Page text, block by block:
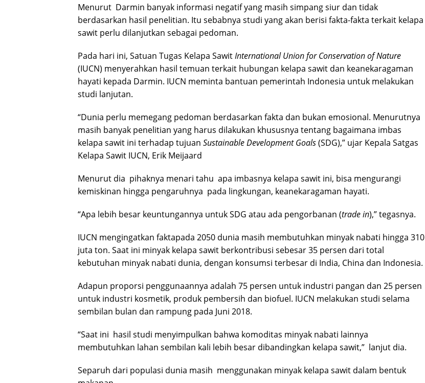
Menurut Darmin banyak informasi negatif yang masih simpang siur dan tidak
berdasarkan hasil penelitian. Itu sebabnya studi yang akan berisi fakta-fakta terkait kelapa
sawit perlu dilanjutkan sebagai pedoman.
Pada hari ini, Satuan Tugas Kelapa SawitInternational Union for Conservation of Nature
(IUCN) menyerahkan hasil temuan terkait hubungan kelapa sawit dan keanekaragaman
hayati kepada Darmin. IUCN meminta bantuan pemerintah Indonesia untuk melakukan
studi lanjutan.
“Dunia perlu memegang pedoman berdasarkan fakta dan bukan emosional. Menurutnya
masih banyak penelitian yang harus dilakukan khususnya tentang bagaimana imbas
kelapa sawit ini terhadap tujuan Sustainable Development Goals(SDG),” ujar Kepala Satgas
Kelapa Sawit IUCN, Erik Meijaard
Menurut dia pihaknya menari tahu apa imbasnya kelapa sawit ini, bisa mengurangi
kemiskinan hingga pengaruhnya pada lingkungan, keanekaragaman hayati.
“Apa lebih besar keuntungannya untuk SDG atau ada pengorbanan (trade in),” tegasnya.
IUCN mengingatkan faktapada 2050 dunia masih membutuhkan minyak nabati hingga 310
juta ton. Saat ini minyak kelapa sawit berkontribusi sebesar 35 persen dari total
kebutuhan minyak nabati dunia, dengan konsumsi terbesar di India, China dan Indonesia.
Adapun proporsi penggunaannya adalah 75 persen untuk industri pangan dan 25 persen
untuk industri kosmetik, produk pembersih dan biofuel. IUCN melakukan studi selama
sembilan bulan dan rampung pada Juni 2018.
“Saat ini hasil studi menyimpulkan bahwa komoditas minyak nabati lainnya
membutuhkan lahan sembilan kali lebih besar dibandingkan kelapa sawit,” lanjut dia.
Separuh dari populasi dunia masih menggunakan minyak kelapa sawit dalam bentuk